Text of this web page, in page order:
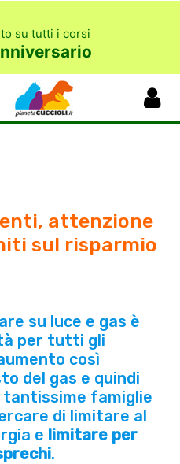
su tutti i corsi
attenzione
sul risparmio
su luce e gas è
per tutti gli
così
del gas e quindi
famiglie
di limitare al
e limitare per
.